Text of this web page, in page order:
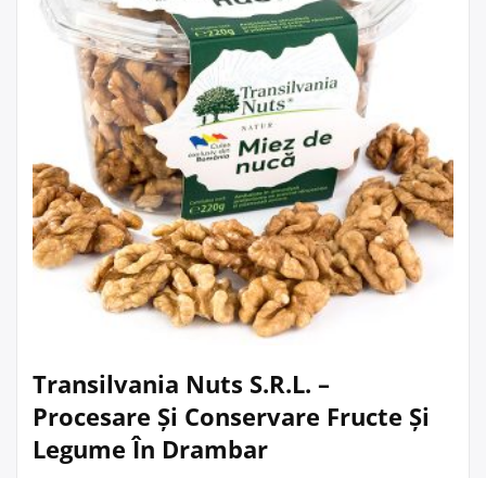
Transilvania Nuts S.R.L. –
Procesare Și Conservare Fructe Și
Legume În Drambar